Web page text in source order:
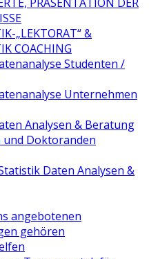
„LEKTORAT“ &
COACHING
Studenten /
Unternehmen
Analysen & Beratung
Doktoranden
Daten Analysen &
angebotenen
gehören